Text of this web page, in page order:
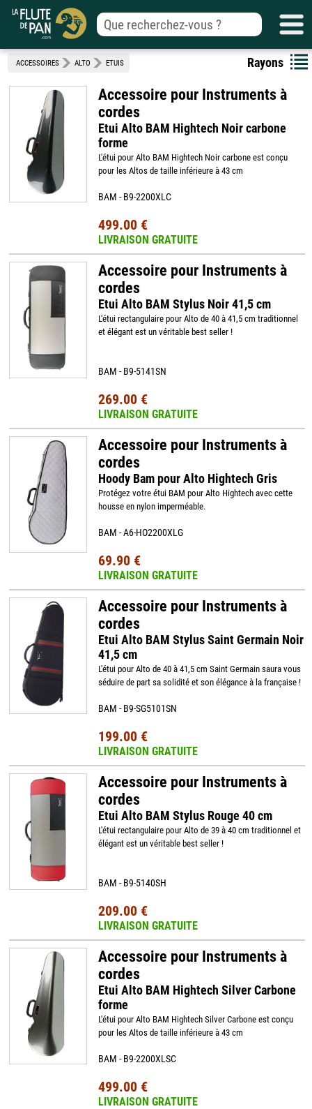
ACCESSOIRES ALTO ETUIS Rayons
Accessoire pour Instruments à
cordes
Etui Alto BAM Hightech Noir carbone
forme
L'étui pour Alto BAM Hightech Noir carbone est conçu
pour les Altos de taille inférieure à 43 cm
BAM - B9-2200XLC
499.00 €
LIVRAISON GRATUITE
Accessoire pour Instruments à
cordes
Etui Alto BAM Stylus Noir 41,5 cm
L'étui rectangulaire pour Alto de 40 à 41,5 cm traditionnel
et élégant est un véritable best seller !
BAM - B9-5141SN
269.00 €
LIVRAISON GRATUITE
Accessoire pour Instruments à
cordes
Hoody Bam pour Alto Hightech Gris
Protégez votre étui BAM pour Alto Hightech avec cette
housse en nylon imperméable.
BAM - A6-HO2200XLG
69.90 €
LIVRAISON GRATUITE
Accessoire pour Instruments à
cordes
Etui Alto BAM Stylus Saint Germain Noir
41,5 cm
L'étui pour Alto de 40 à 41,5 cm Saint Germain saura vous
séduire de part sa solidité et son élégance à la française !
BAM - B9-SG5101SN
199.00 €
LIVRAISON GRATUITE
Accessoire pour Instruments à
cordes
Etui Alto BAM Stylus Rouge 40 cm
L'étui rectangulaire pour Alto de 39 à 40 cm traditionnel et
élégant est un véritable best seller !
BAM - B9-5140SH
209.00 €
LIVRAISON GRATUITE
Accessoire pour Instruments à
cordes
Etui Alto BAM Hightech Silver Carbone
forme
L'étui pour Alto BAM Hightech Silver Carbone est conçu
pour les Altos de taille inférieure à 43 cm
BAM - B9-2200XLSC
499.00 €
LIVRAISON GRATUITE